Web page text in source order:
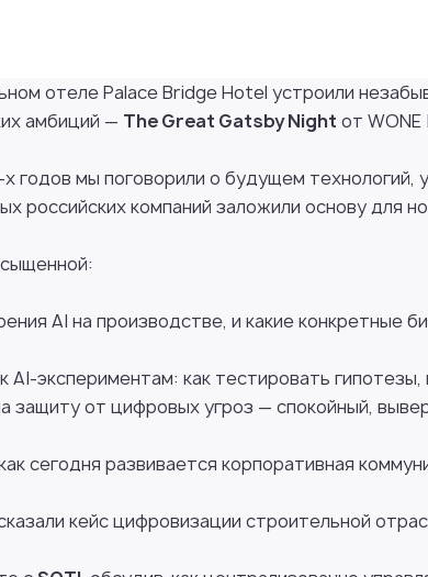
отеле Palace Bridge Hotel устроили
амбиций — The Great Gatsby Night от WONE
годов мы поговорили о будущем технологий,
российских компаний заложили основу для
AI на производстве, и какие конкретные
AI-экспериментам: как тестировать
защиту от цифровых угроз — спокойный,
сегодня развивается корпоративная
кейс цифровизации строительной